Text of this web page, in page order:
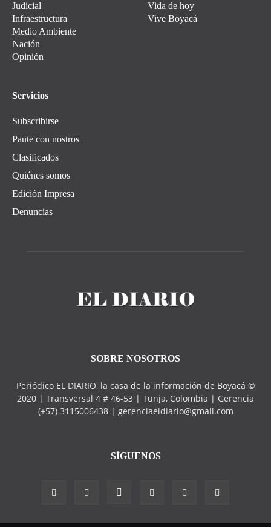
Judicial
Infraestructura
Medio Ambiente
Nación
Opinión
Vida de hoy
Vive Boyacá
Servicios
Subscribirse
Paute con nostros
Clasificados
Quiénes somos
Edición Impresa
Denuncias
SOBRE NOSOTROS
Periódico EL DIARIO, la casa de la información de Boyacá ©
2020 | Transversal 4 # 46-53 | Tunja, Colombia | Gerencia
(+57) 3115006438 | gerenciaeldiario@gmail.com
SÍGUENOS